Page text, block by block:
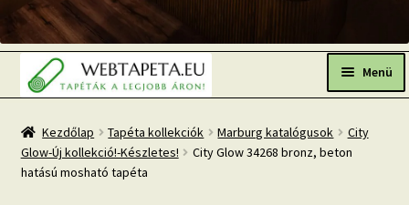
Ugrás
a
navigációhoz
Kilépés
a
tartalomba Menü
Népszerű tapéták
Kezdőlap Tapéta kollekciók Marburg katalógusok
City
Glow-Új kollekció!-Készletes!
City Glow 34268 bronz, beton
hatású mosható tapéta